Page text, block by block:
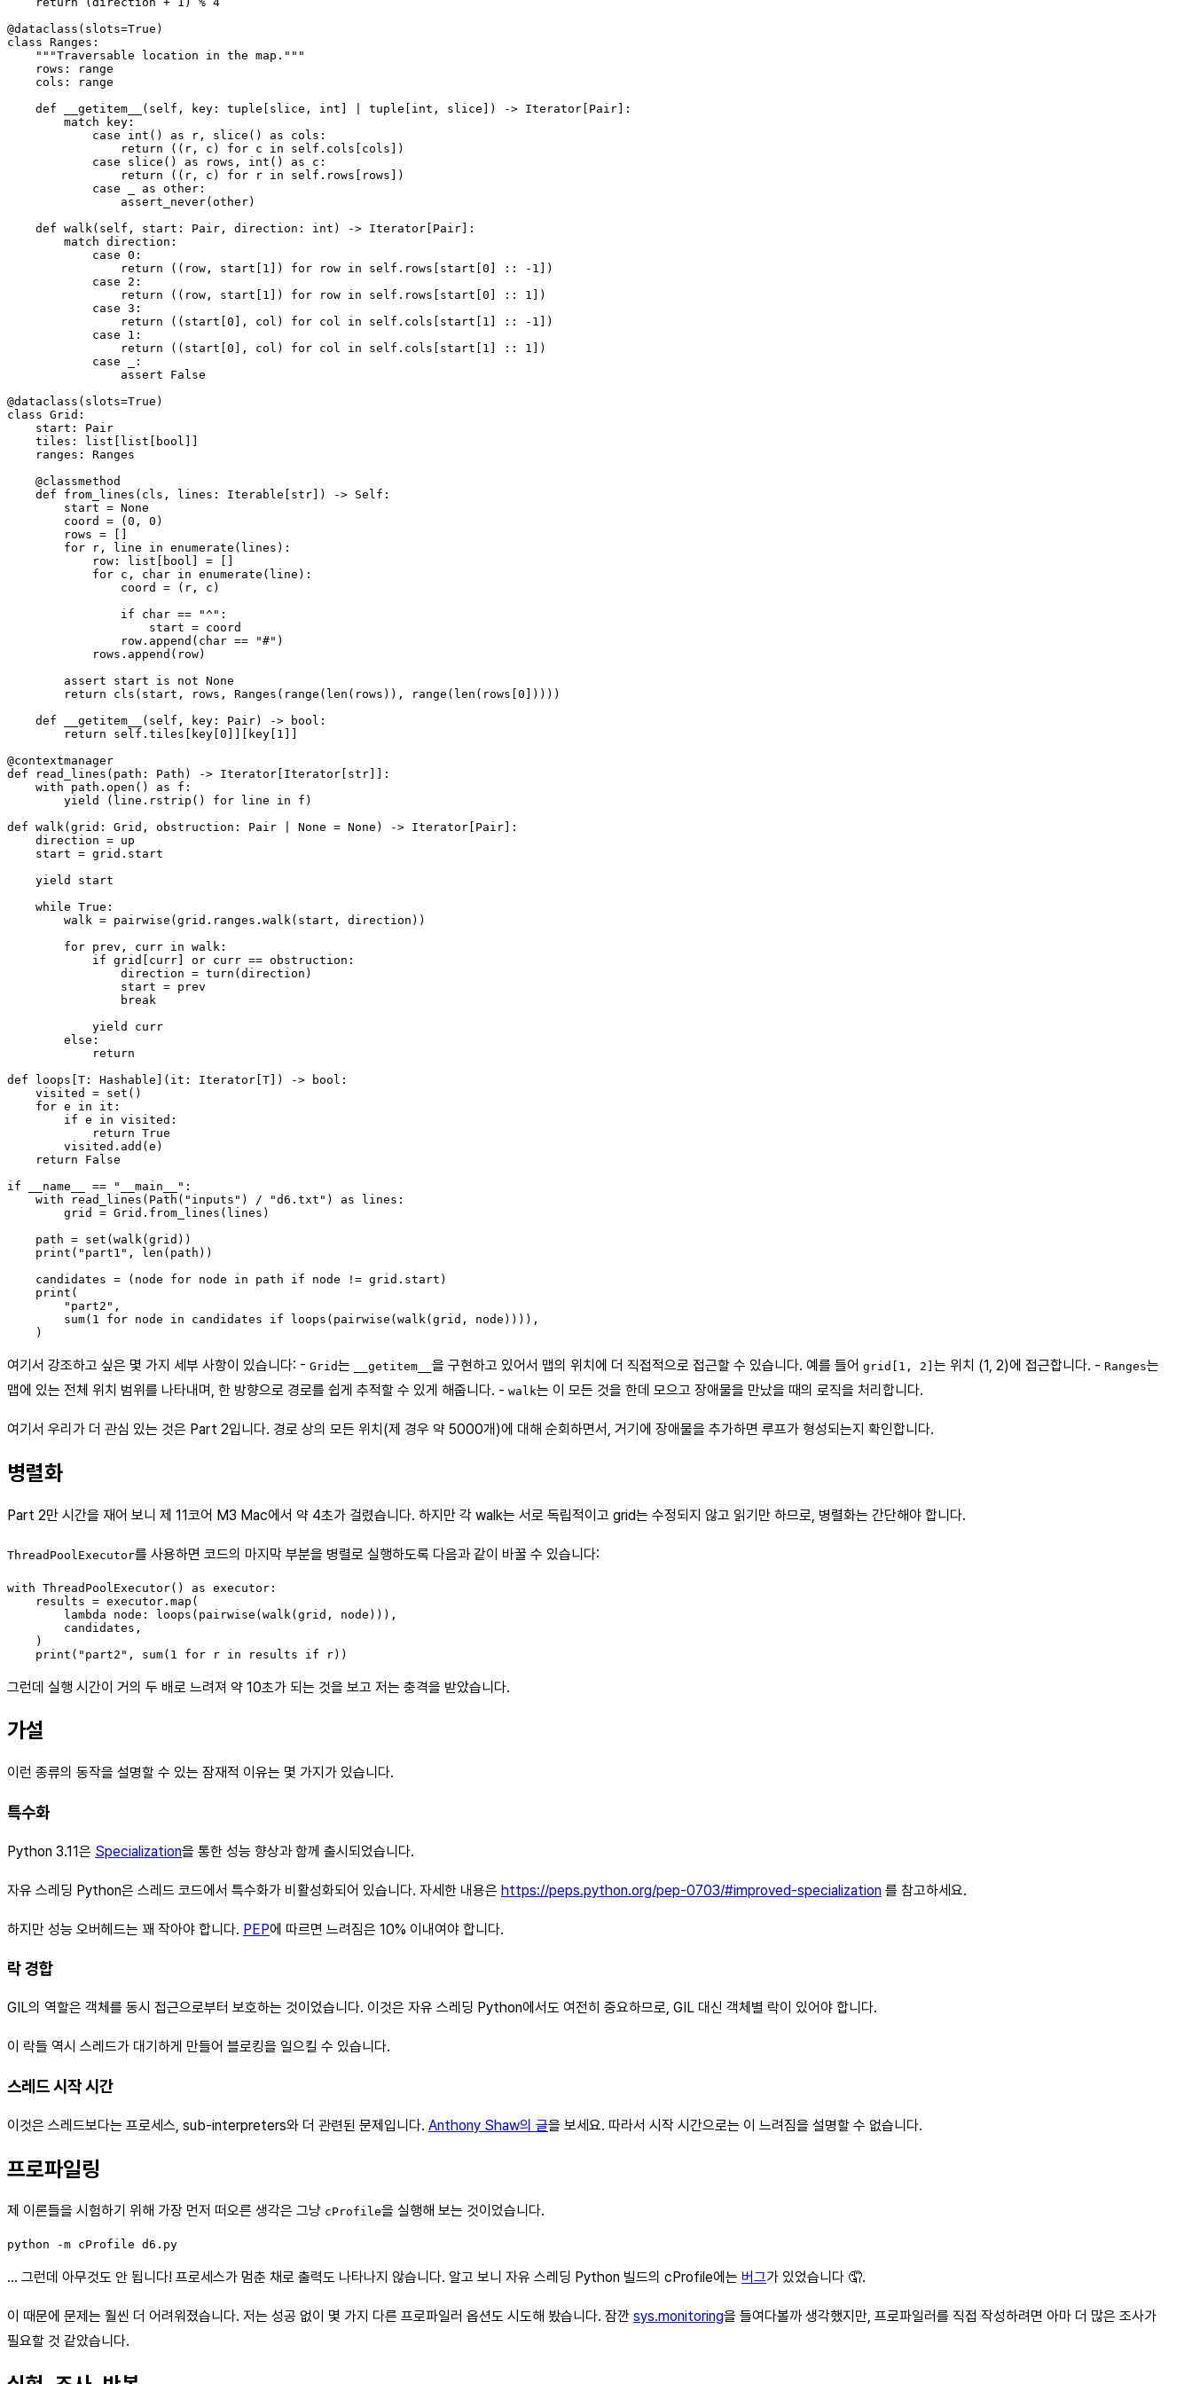
@dataclass(slots=True)
class Ranges:
    """Traversable location in the map."""
    rows: range
    cols: range
    def __getitem__(self, key: tuple[slice, int] | tuple[int, slice]) -> Iterator[Pair]:
        match key:
            case int() as r, slice() as cols:
                return ((r, c) for c in self.cols[cols])
            case slice() as rows, int() as c:
                return ((r, c) for r in self.rows[rows])
            case _ as other:
                assert_never(other)
    def walk(self, start: Pair, direction: int) -> Iterator[Pair]:
        match direction:
            case 0:
                return ((row, start[1]) for row in self.rows[start[0] :: -1])
            case 2:
                return ((row, start[1]) for row in self.rows[start[0] :: 1])
            case 3:
                return ((start[0], col) for col in self.cols[start[1] :: -1])
            case 1:
                return ((start[0], col) for col in self.cols[start[1] :: 1])
            case _:
                assert False
@dataclass(slots=True)
class Grid:
    start: Pair
    tiles: list[list[bool]]
    ranges: Ranges
    @classmethod
    def from_lines(cls, lines: Iterable[str]) -> Self:
        start = None
        coord = (0, 0)
        rows = []
        for r, line in enumerate(lines):
            row: list[bool] = []
            for c, char in enumerate(line):
                coord = (r, c)
                if char == "^":
                    start = coord
                row.append(char == "#")
            rows.append(row)
        assert start is not None
        return cls(start, rows, Ranges(range(len(rows)), range(len(rows[0]))))
    def __getitem__(self, key: Pair) -> bool:
        return self.tiles[key[0]][key[1]]
@contextmanager
def read_lines(path: Path) -> Iterator[Iterator[str]]:
    with path.open() as f:
        yield (line.rstrip() for line in f)
def walk(grid: Grid, obstruction: Pair | None = None) -> Iterator[Pair]:
    direction = up
    start = grid.start
    yield start
    while True:
        walk = pairwise(grid.ranges.walk(start, direction))
        for prev, curr in walk:
            if grid[curr] or curr == obstruction:
                direction = turn(direction)
                start = prev
                break
            yield curr
        else:
            return
def loops[T: Hashable](it: Iterator[T]) -> bool:
    visited = set()
    for e in it:
        if e in visited:
            return True
        visited.add(e)
    return False
if __name__ == "__main__":
    with read_lines(Path("inputs") / "d6.txt") as lines:
        grid = Grid.from_lines(lines)
    path = set(walk(grid))
    print("part1", len(path))
    candidates = (node for node in path if node != grid.start)
    print(
        "part2",
        sum(1 for node in candidates if loops(pairwise(walk(grid, node)))),
여기서 강조하고 싶은 몇 가지 세부 사항이 있습니다: - Grid는 __getitem__ 을 구현하고 있어서 맵의 위치에 더 직접적으로 접근할 수 있습니다. 예를 들어 grid[1, 2] 는 위치 (1, 2)에 접근합니다. - Ranges는
맵에 있는 전체 위치 범위를 나타내며, 한 방향으로 경로를 쉽게 추적할 수 있게 해줍니다. - walk는 이 모든 것을 한데 모으고 장애물을 만났을 때의 로직을 처리합니다.
여기서 우리가 더 관심 있는 것은 Part 2입니다. 경로 상의 모든 위치(제 경우 약 5000개)에 대해 순회하면서, 거기에 장애물을 추가하면 루프가 형성되는지 확인합니다.
병렬화
Part 2만 시간을 재어 보니 제 11코어 M3 Mac에서 약 4초가 걸렸습니다. 하지만 각 walk는 서로 독립적이고 grid는 수정되지 않고 읽기만 하므로, 병렬화는 간단해야 합니다.
ThreadPoolExecutor를 사용하면 코드의 마지막 부분을 병렬로 실행하도록 다음과 같이 바꿀 수 있습니다:
with ThreadPoolExecutor() as executor:
    results = executor.map(
        lambda node: loops(pairwise(walk(grid, node))),
        candidates,
    )
그런데 실행 시간이 거의 두 배로 느려져 약 10초가 되는 것을 보고 저는 충격을 받았습니다.
가설
이런 종류의 동작을 설명할 수 있는 잠재적 이유는 몇 가지가 있습니다.
특수화
Python 3.11은 Specialization을 통한 성능 향상과 함께 출시되었습니다.
자유 스레딩 Python은 스레드 코드에서 특수화가 비활성화되어 있습니다. 자세한 내용은 https://peps.python.org/pep-0703/#improved-specialization 를 참고하세요.
하지만 성능 오버헤드는 꽤 작아야 합니다. PEP에 따르면 느려짐은 10% 이내여야 합니다.
락 경합
GIL의 역할은 객체를 동시 접근으로부터 보호하는 것이었습니다. 이것은 자유 스레딩 Python에서도 여전히 중요하므로, GIL 대신 객체별 락이 있어야 합니다.
이 락들 역시 스레드가 대기하게 만들어 블로킹을 일으킬 수 있습니다.
스레드 시작 시간
이것은 스레드보다는 프로세스, sub-interpreters와 더 관련된 문제입니다. Anthony Shaw의 글을 보세요. 따라서 시작 시간으로는 이 느려짐을 설명할 수 없습니다.
프로파일링
제 이론들을 시험하기 위해 가장 먼저 떠오른 생각은 그냥 cProfile을 실행해 보는 것이었습니다.
… 그런데 아무것도 안 됩니다! 프로세스가 멈춘 채로 출력도 나타나지 않습니다. 알고 보니 자유 스레딩 Python 빌드의 cProfile에는 버그가 있었습니다 🤦.
이 때문에 문제는 훨씬 더 어려워졌습니다. 저는 성공 없이 몇 가지 다른 프로파일러 옵션도 시도해 봤습니다. 잠깐 sys.monitoring을 들여다볼까 생각했지만, 프로파일러를 직접 작성하려면 아마 더 많은 조사가
필요할 것 같았습니다.